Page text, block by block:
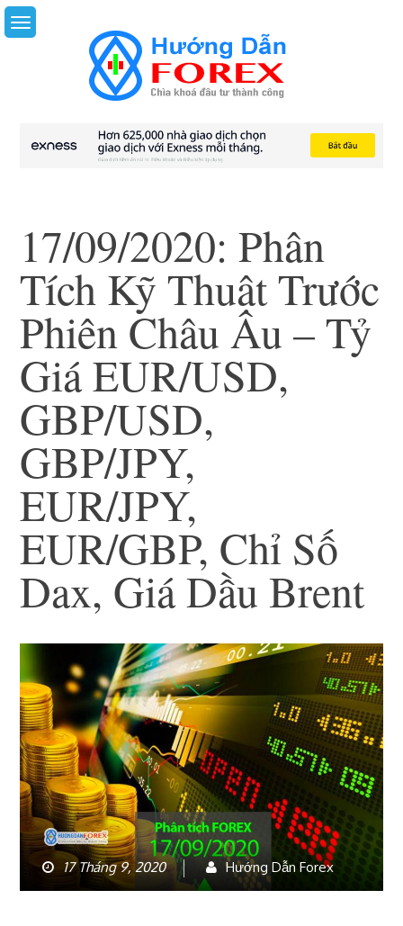
Skip
to
17/09/2020: Phân
Tích Kỹ Thuật Trước
Phiên Châu Âu – Tỷ
Giá EUR/USD,
GBP/USD,
GBP/JPY,
EUR/JPY,
EUR/GBP, Chỉ Số
Dax, Giá Dầu Brent
17 Tháng 9, 2020 Hướng Dẫn Forex